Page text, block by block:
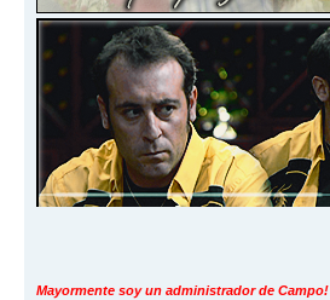
Mayormente soy un administrador de Campo!